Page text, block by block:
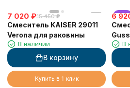
7 020 ₽15 450 ₽
Смеситель KAISER 29011
Verona для раковины
В наличии
В корзину
Купить в 1 клик
хит
6
В